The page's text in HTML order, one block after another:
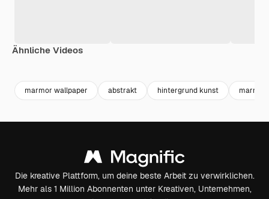
Ähnliche Videos
marmor wallpaper abstrakt hintergrund kunst marmor
Die kreative Plattform, um deine beste Arbeit zu verwirklichen.
Mehr als 1 Million Abonnenten unter Kreativen, Unternehmen,